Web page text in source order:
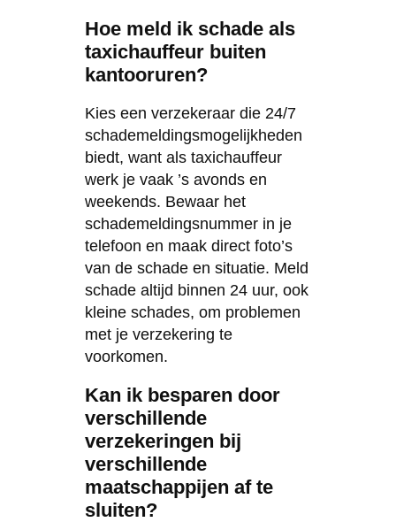
Hoe meld ik schade als
taxichauffeur buiten
kantooruren?
Kies een verzekeraar die 24/7
schademeldingsmogelijkheden
biedt, want als taxichauffeur
werk je vaak ’s avonds en
weekends. Bewaar het
schademeldingsnummer in je
telefoon en maak direct foto’s
van de schade en situatie. Meld
schade altijd binnen 24 uur, ook
kleine schades, om problemen
met je verzekering te
voorkomen.
Kan ik besparen door
verschillende
verzekeringen bij
verschillende
maatschappijen af te
sluiten?